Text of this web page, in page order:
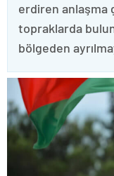
erdiren anlaşma
topraklarda
bölgeden